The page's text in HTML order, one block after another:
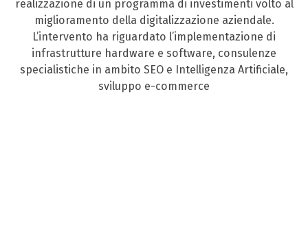
realizzazione di un programma di investimenti volto al
miglioramento della digitalizzazione aziendale.
L’intervento ha riguardato l’implementazione di
infrastrutture hardware e software, consulenze
specialistiche in ambito SEO e Intelligenza Artificiale,
sviluppo e-commerce